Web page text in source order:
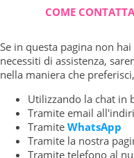
COME
Se in questa pagina non
necessiti di assistenza,
nella maniera che
Utilizzando la chat in
Tramite email
Tramite WhatsApp
Tramite la nostra
Tramite telefono al